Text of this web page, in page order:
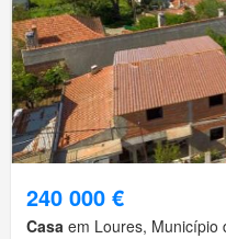
240 000 €
Casa em Loures, Município